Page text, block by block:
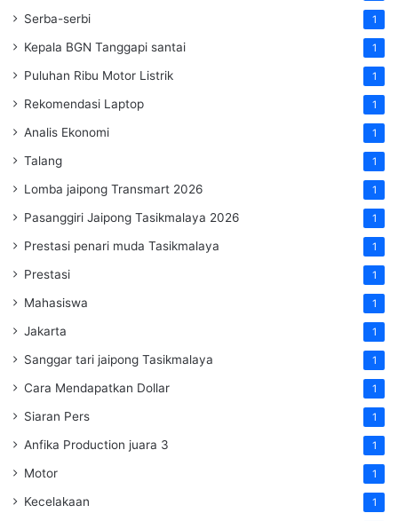
Serba-serbi 1
Kepala BGN Tanggapi santai 1
Puluhan Ribu Motor Listrik 1
Rekomendasi Laptop 1
Analis Ekonomi 1
Talang 1
Lomba jaipong Transmart 2026 1
Pasanggiri Jaipong Tasikmalaya 2026 1
Prestasi penari muda Tasikmalaya 1
Prestasi 1
Mahasiswa 1
Jakarta 1
Sanggar tari jaipong Tasikmalaya 1
Cara Mendapatkan Dollar 1
Siaran Pers 1
Anfika Production juara 3 1
Motor 1
Kecelakaan 1